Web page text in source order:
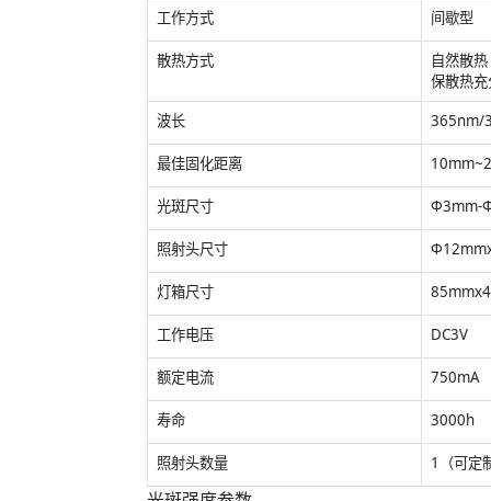
工作方式 间歇型
散热方式
自然散
保散热
波长
365nm/
最佳固化距离
光斑尺寸 Φ3mm-
照射头尺寸
灯箱尺寸
工作电压 DC3V
额定电流 750mA
寿命 3000h
照射头数量 1（可定